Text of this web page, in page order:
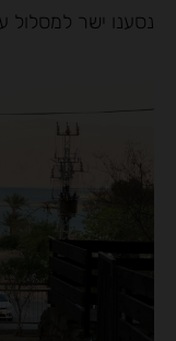
נסענו ישר למסלול